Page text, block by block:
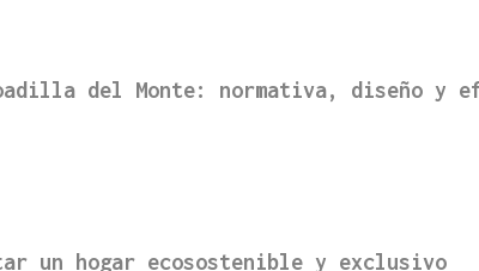
del Monte: normativa, diseño y
un hogar ecosostenible y exclusivo